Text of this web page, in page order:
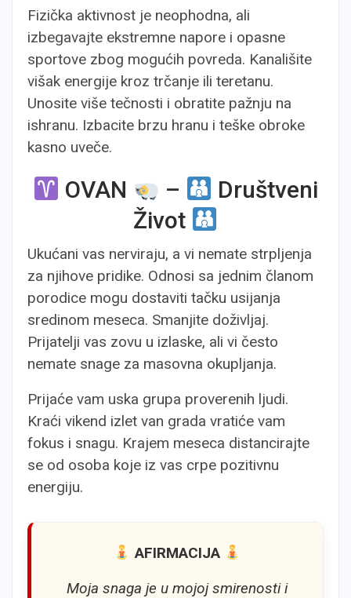
Fizička aktivnost je neophodna, ali
izbegavajte ekstremne napore i opasne
sportove zbog mogućih povreda. Kanališite
višak energije kroz trčanje ili teretanu.
Unosite više tečnosti i obratite pažnju na
ishranu. Izbacite brzu hranu i teške obroke
kasno uveče.
OVAN –
Društveni
Život
Ukućani vas nerviraju, a vi nemate strpljenja
za njihove pridike. Odnosi sa jednim članom
porodice mogu dostaviti tačku usijanja
sredinom meseca. Smanjite doživljaj.
Prijatelji vas zovu u izlaske, ali vi često
nemate snage za masovna okupljanja.
Prijaće vam uska grupa proverenih ljudi.
Kraći vikend izlet van grada vratiće vam
fokus i snagu. Krajem meseca distancirajte
se od osoba koje iz vas crpe pozitivnu
energiju.
AFIRMACIJA
Moja snaga je u mojoj smirenosti i